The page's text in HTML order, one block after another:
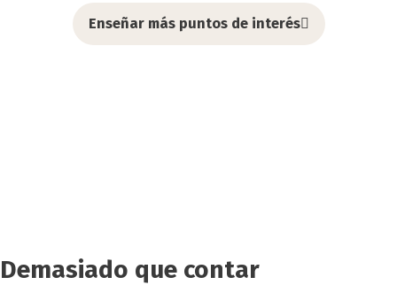
Enseñar más puntos de interés
Demasiado que contar